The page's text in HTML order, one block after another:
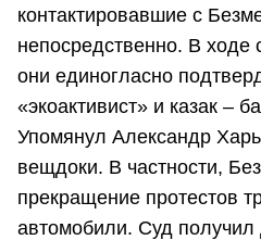
контактировавшие с
непосредственно. В ходе
они единогласно
«экоактивист» и казак –
Упомянул Александр
вещдоки. В частности,
прекращение протестов
автомобили. Суд получил